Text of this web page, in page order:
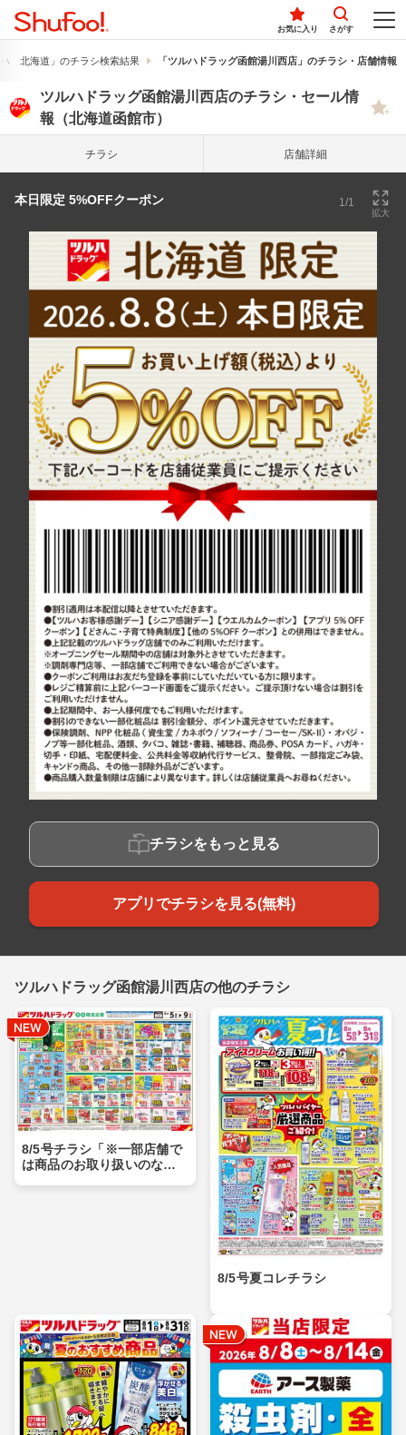
お気に入り さがす
北海道」のチラシ検索結果 「ツルハドラッグ函館湯川西店」のチラシ・店舗情報
ツルハドラッグ函館湯川西店のチラシ・セール情
報（北海道函館市）
チラシ 店舗詳細
本日限定 5%OFFクーポン 1/1
拡大
チラシをもっと見る
アプリでチラシを見る(無料)
ツルハドラッグ函館湯川西店の他のチラシ
8/5号チラシ「※一部店舗で
は商品のお取り扱いのない
8/5号夏コレチラシ